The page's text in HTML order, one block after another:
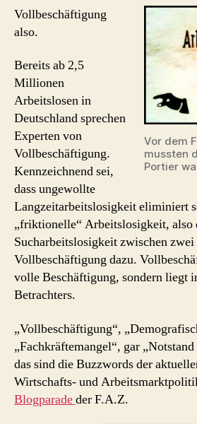
Vor dem
mussten
Portier
Vollbeschäftigung
also.
Bereits ab 2,5
Millionen
Arbeitslosen in
Deutschland sprechen
Experten von
Vollbeschäftigung.
Kennzeichnend sei,
dass ungewollte
Langzeitarbeitslosigkeit eliminiert
„friktionelle“ Arbeitslosigkeit, also
Sucharbeitslosigkeit zwischen zwei
Vollbeschäftigung dazu.
volle Beschäftigung, sondern liegt
Betrachters.
„Vollbeschäftigung“,
„Fachkräftemangel“, gar
das sind die Buzzwords der
Wirtschafts- und
Blogparadeder F.A.Z.